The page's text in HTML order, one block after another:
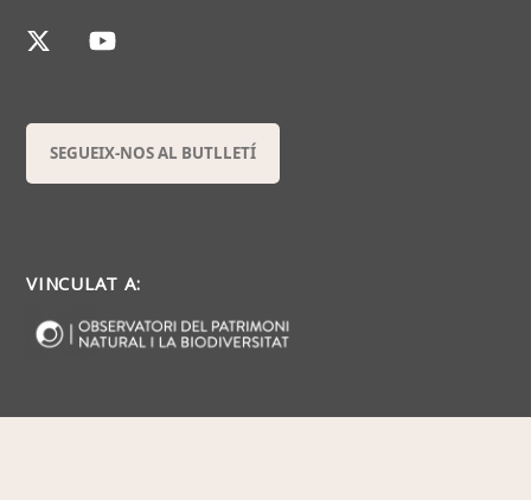
SEGUEIX-NOS AL BUTLLETÍ
VINCULAT A: